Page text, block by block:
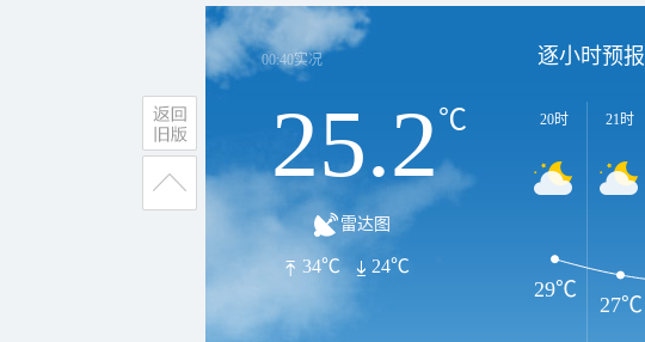
00:40实况
25.2℃
雷达图
34℃ 24℃
逐小时预报
20时 21时
29℃
27℃